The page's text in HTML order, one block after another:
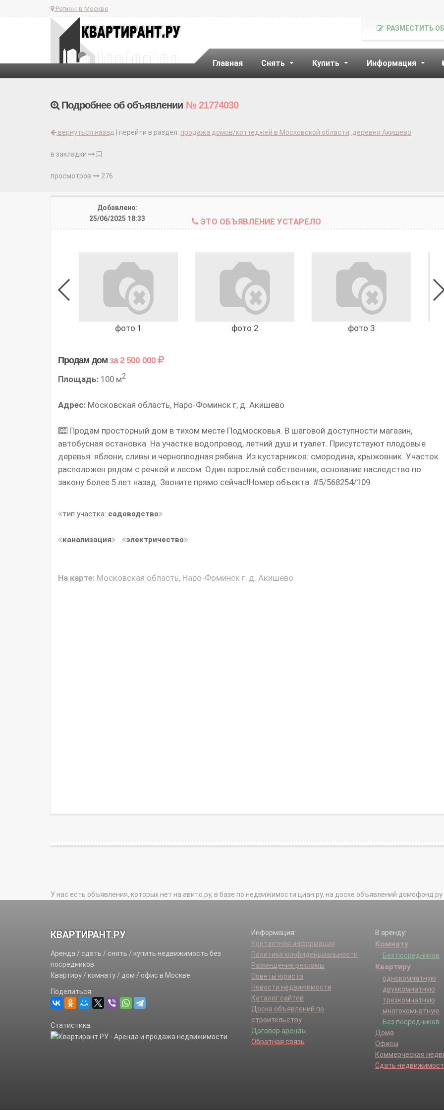
Регион: в Москве
Главная Снять Купить Информация
РАЗМЕСТИТЬ
Подробнее об объявлении № 21774030
вернуться назад | перейти в раздел: продажа домов/коттеджей в Московской области, деревня Акишево
в закладки
просмотров 276
Добавлено:
25/06/2025 18:33
ЭТО ОБЪЯВЛЕНИЕ УСТАРЕЛО
фото 1 фото 2 фото 3
Продам домза 2 500 000
Площадь: 100 м2
Адрес: Московская область, Наро-Фоминск г, д. Акишево
Продам просторный дом в тихом месте Подмосковья. В шаговой доступности магазин,
автобусная остановка. На участке водопровод, летний душ и туалет. Присутствуют плодовые
деревья: яблони, сливы и черноплодная рябина. Из кустарников: смородина, крыжовник. Участок
расположен рядом с речкой и лесом. Один взрослый собственник, основание наследство по
закону более 5 лет назад. Звоните прямо сейчас!Номер объекта: #5/568254/109
тип участка: садоводство
канализация электричество
На карте: Московская область, Наро-Фоминск г, д. Акишево
У нас есть объявления, которых нет на авито.ру, в базе по недвижимости циан.ру, на доске объявлений домофонд.ру
КВАРТИРАНТ.РУ
Аренда / сдать / снять / купить недвижимость без
посредников.
Квартиру / комнату / дом / офис в Москве
Поделиться:
Статистика:
Информация:
Контактная информация
Политика конфиденциальности
Размещение рекламы
Советы юриста
Новости недвижимости
Каталог сайтов
Доска объявлений по
строительству
Договор аренды
Обратная связь
В аренду:
Комнату
Без посредников
Квартиру
однокомнатную
двухкомнатную
трехкомнатную
многокомнатную
Без посредников
Дома
Офисы
Коммерческая
Сдать